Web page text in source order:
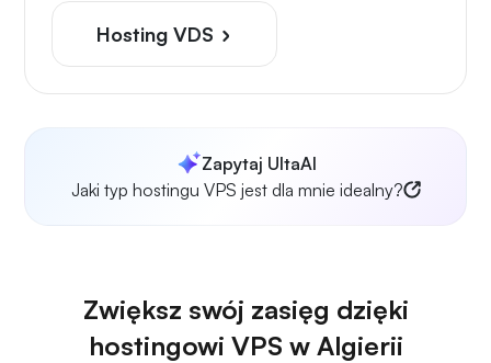
Hosting VDS
Zapytaj UltaAI
Jaki typ hostingu VPS jest dla mnie idealny?
Zwiększ swój zasięg dzięki
hostingowi VPS w Algierii